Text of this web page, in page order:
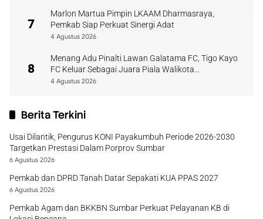
7
Marlon Martua Pimpin LKAAM Dharmasraya,
Pemkab Siap Perkuat Sinergi Adat
4 Agustus 2026
8
Menang Adu Pinalti Lawan Galatama FC, Tigo Kayo
FC Keluar Sebagai Juara Piala Walikota
Payakumbuh
4 Agustus 2026
Berita Terkini
Usai Dilantik, Pengurus KONI Payakumbuh Periode 2026-2030
Targetkan Prestasi Dalam Porprov Sumbar
6 Agustus 2026
Pemkab dan DPRD Tanah Datar Sepakati KUA PPAS 2027
6 Agustus 2026
Pemkab Agam dan BKKBN Sumbar Perkuat Pelayanan KB di